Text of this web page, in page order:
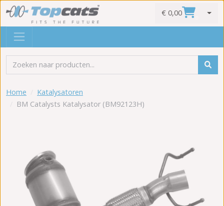
€ 0,00
Home
Katalysatoren
BM Catalysts Katalysator (BM92123H)